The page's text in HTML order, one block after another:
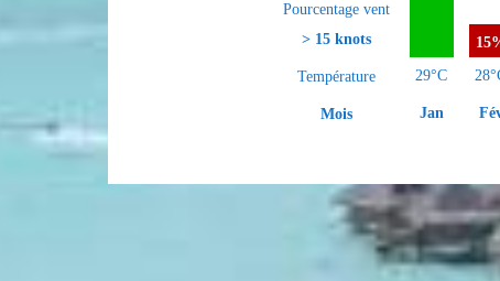
Pourcentage vent
> 15 knots
Température
Mois
29°C
Jan